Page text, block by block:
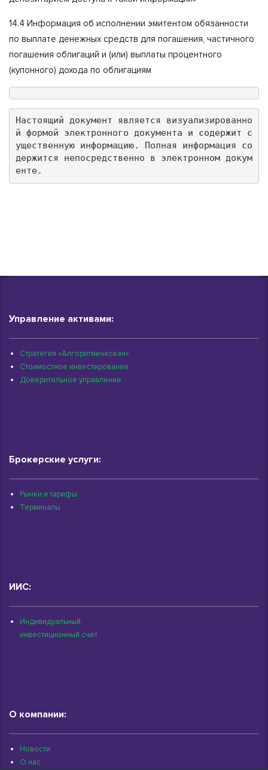
14.4 Информация об исполнении эмитентом обязанности
по выплате денежных средств для погашения, частичного
погашения облигаций и (или) выплаты процентного
(купонного) дохода по облигациям
Настоящий документ является визуализированно
й формой электронного документа и содержит с
ущественную информацию. Полная информация со
держится непосредственно в электронном докум
енте.
Управление активами:
Стратегия «Алгоритмическая»
Стоимостное инвестирование
Доверительное управление
Брокерские услуги:
Рынки и тарифы
Терминалы
ИИС:
Индивидуальный
инвестиционный счет
О компании:
Новости
О нас